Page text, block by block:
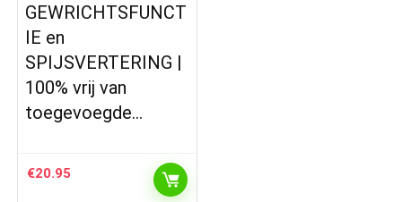
GEWRICHTSFUNCT
IE en
SPIJSVERTERING |
100% vrij van
toegevoegde…
€20.95